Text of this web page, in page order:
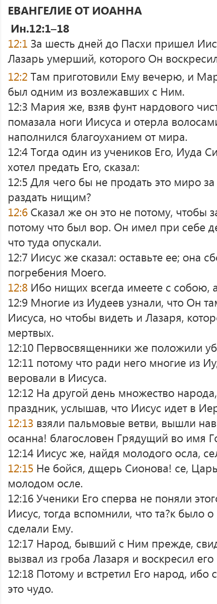
ЕВАНГЕЛИЕ ОТ ИОАННА
Ин.12:1–18
12:1 За шесть дней до Пасхи пришел
Лазарь умерший, которого Он
12:2 Там приготовили Ему вечерю, и
был одним из возлежавших с Ним.
12:3 Мария же, взяв фунт нардового
помазала ноги Иисуса и отерла
наполнился благоуханием от мира.
12:4 Тогда один из учеников Его, Иуда
хотел предать Его, сказал:
12:5 Для чего бы не продать это миро
раздать нищим?
12:6 Сказал же он это не потому, чтобы
потому что был вор. Он имел при себе
что туда опускали.
12:7 Иисус же сказал: оставьте ее; она
погребения Моего.
12:8 Ибо нищих всегда имеете с собою,
12:9 Многие из Иудеев узнали, что Он
Иисуса, но чтобы видеть и Лазаря,
мертвых.
12:10 Первосвященники же положили
12:11 потому что ради него многие из
веровали в Иисуса.
12:12 На другой день множество
праздник, услышав, что Иисус идет в
12:13 взяли пальмовые ветви, вышли
осанна! благословен Грядущий во имя
12:14 Иисус же, найдя молодого осла,
12:15 Не бойся, дщерь Сионова! се,
молодом осле.
12:16 Ученики Его сперва не поняли
Иисус, тогда вспомнили, что та?к было
сделали Ему.
12:17 Народ, бывший с Ним прежде,
вызвал из гроба Лазаря и воскресил
12:18 Потому и встретил Его народ,
это чудо.